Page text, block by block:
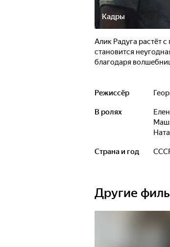
Кадры
Алик Радуга растёт
становится
благодаря
Режиссёр
В ролях
Страна и год
Другие